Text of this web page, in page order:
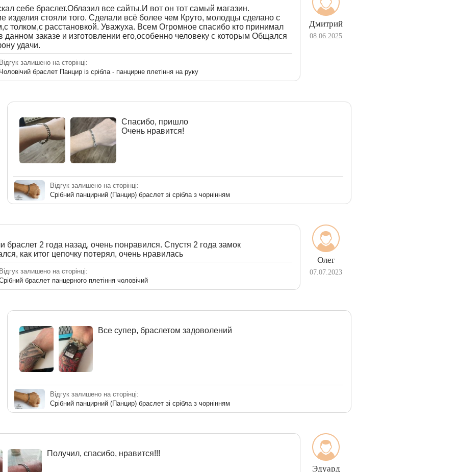
Дмитрий
08.06.2025
себе браслет.Облазил все сайты.И вот он тот самый магазин.
изделия стояли того. Сделали всё более чем Круто, молодцы сделано с
толком,с расстановкой. Уважуха. Всем Огромное спасибо кто принимал
данном заказе и изготовлении его,особенно человеку с которым Общался
удачи.
Відгук залишено на сторінці:
Чоловічий браслет Панцир із срібла - панцирне плетіння на руку
Спасибо, пришло
Очень нравится!
Відгук залишено на сторінці:
Срібний панцирний (Панцир) браслет зі срібла з чорнінням
Олег
07.07.2023
браслет 2 года назад, очень понравился. Спустя 2 года замок
как итог цепочку потерял, очень нравилась
Відгук залишено на сторінці:
браслет панцерного плетіння чоловічий
Все супер, браслетом задоволений
Відгук залишено на сторінці:
Срібний панцирний (Панцир) браслет зі срібла з чорнінням
Эдуард
Получил, спасибо, нравится!!!